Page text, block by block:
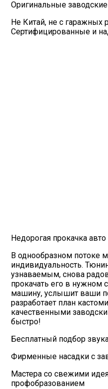
Оригинальные
Не Китай, не с гаражных
Сертифицированные и
Недорогая прокачка
В однообразном потоке
индивидуальность.
узнаваемым, снова
прокачать его в нужном
машину, услышит ваши
разработает план
качественными
быстро!
Бесплатный подбор
Фирменные насадки с
Мастера со свежими
профобразованием